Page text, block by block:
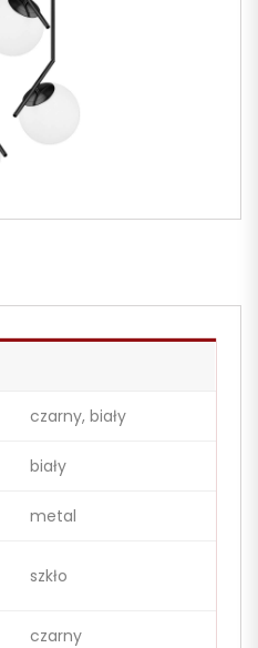
czarny, biały
biały
metal
szkło
czarny